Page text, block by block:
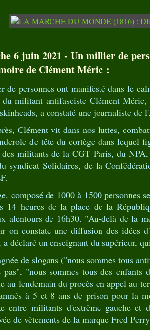
6 juin 2021 - Un millier de
de Clément Méric :
de personnes ont manifesté dans le
du militant antifasciste Clément
a constaté une journaliste de
Clément vit dans nos luttes,
de tête du cortège dans lequel
des militants de la CGT Paris, du
syndicat Solidaires, de la
composé de 1000 à 1500 personnes
14 heures de la place de la
alentours de 16h30. "Au-delà de la
on constate une diffusion des idées
déclaré un enseignant du supérieur,
de slogans ("nous sommes tous
pas", "nous sommes tous des enfants
au lendemain du procès en appel au
à 5 et 8 ans de prison pour la
entre militants d'extrême gauche et
de vêtements de la marque Fred Perry.